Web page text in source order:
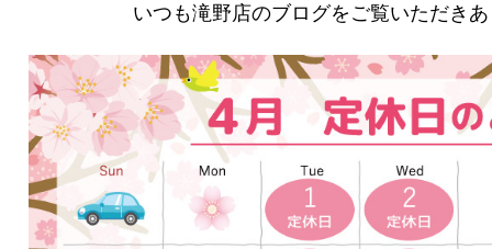
いつも滝野店のブログをご覧いただき